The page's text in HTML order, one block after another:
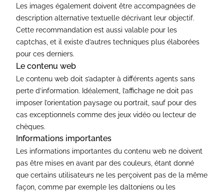
Les images également doivent être accompagnées de
description alternative textuelle décrivant leur objectif.
Cette recommandation est aussi valable pour les
captchas, et il existe d’autres techniques plus élaborées
pour ces derniers.
Le contenu web
Le contenu web doit s’adapter à différents agents sans
perte d’information. Idéalement, l’affichage ne doit pas
imposer l’orientation paysage ou portrait, sauf pour des
cas exceptionnels comme des jeux vidéo ou lecteur de
chèques.
Informations importantes
Les informations importantes du contenu web ne doivent
pas être mises en avant par des couleurs, étant donné
que certains utilisateurs ne les perçoivent pas de la même
façon, comme par exemple les daltoniens ou les